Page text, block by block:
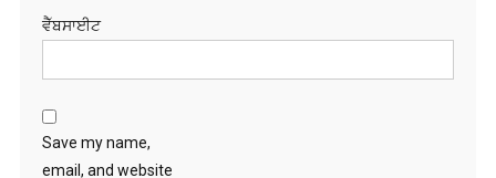
ਵੈੱਬਸਾਈਟ
Save my name,
email, and website